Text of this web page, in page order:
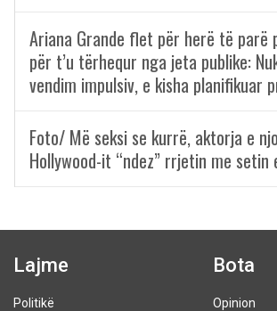
Ariana Grande flet për herë të parë
për t’u tërhequr nga jeta publike:
vendim impulsiv, e kisha planifikuar
Foto/ Më seksi se kurrë, aktorja e
Hollywood-it “ndez” rrjetin me setin
Lajme
Politikë
Bota
Opinion